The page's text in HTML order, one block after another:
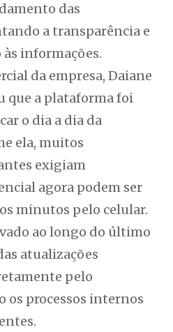
das
a transparência e
informações.
da empresa, Daiane
que a plataforma foi
o dia a dia da
ela, muitos
exigiam
agora podem ser
minutos pelo celular.
ao longo do último
atualizações
pelo
os processos internos